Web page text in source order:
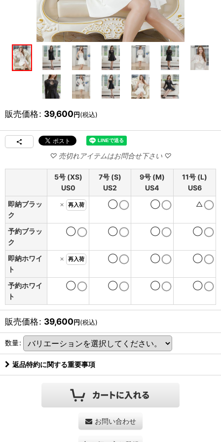
販売価格: 39,600円(税込)
5号 (XS)
US0
7号 (S)
US2
9号 (M)
US4
11号 (L)
US6
即納ブラッ
ク
× 再入荷 ◯ ◯ △
予約ブラッ
ク
◯ ◯ ◯ ◯
即納ホワイ
ト
× 再入荷 ◯ ◯ ◯
予約ホワイ
ト
◯ ◯ ◯ ◯
販売価格: 39,600円(税込)
数量:
返品特約に関する重要事項
お問い合わせ